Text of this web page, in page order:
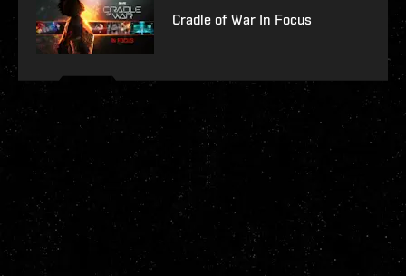
Cradle of War In Focus